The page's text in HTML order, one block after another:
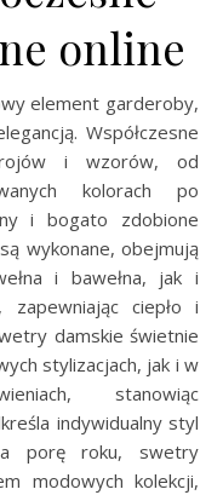
online
element garderoby,
Współczesne
i wzorów, od
kolorach po
i bogato zdobione
wykonane, obejmują
i bawełna, jak i
zapewniając ciepło i
damskie świetnie
stylizacjach, jak i w
stanowiąc
indywidualny styl
porę roku, swetry
modowych kolekcji,